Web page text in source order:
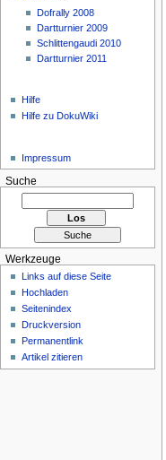
Dofrally 2008
Dartturnier 2009
Schlittengaudi 2010
Dartturnier 2011
Hilfe
Hilfe zu DokuWiki
Impressum
Suche
Werkzeuge
Links auf diese Seite
Hochladen
Seitenindex
Druckversion
Permanentlink
Artikel zitieren